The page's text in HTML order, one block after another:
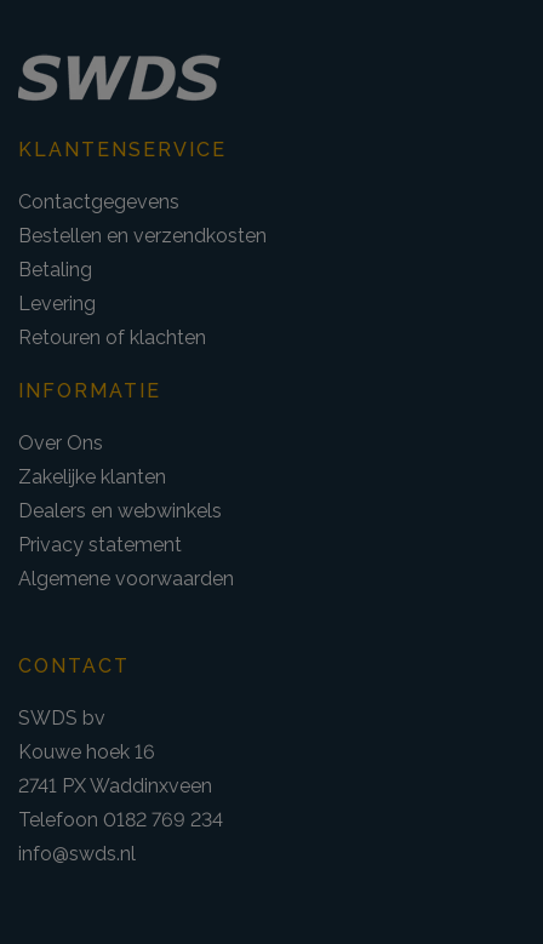
KLANTENSERVICE
Contactgegevens
Bestellen en verzendkosten
Betaling
Levering
Retouren of klachten
INFORMATIE
Over Ons
Zakelijke klanten
Dealers en webwinkels
Privacy statement
Algemene voorwaarden
CONTACT
SWDS bv
Kouwe hoek 16
2741 PX Waddinxveen
Telefoon 0182 769 234
info@swds.nl